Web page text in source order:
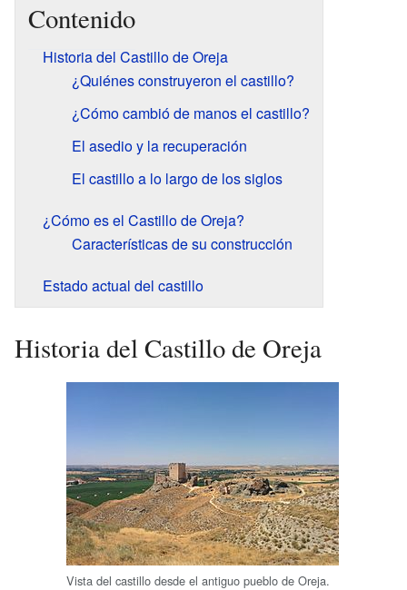
Contenido
Historia del Castillo de Oreja
¿Quiénes construyeron el castillo?
¿Cómo cambió de manos el castillo?
El asedio y la recuperación
El castillo a lo largo de los siglos
¿Cómo es el Castillo de Oreja?
Características de su construcción
Estado actual del castillo
Historia del Castillo de Oreja
Vista del castillo desde el antiguo pueblo de Oreja.